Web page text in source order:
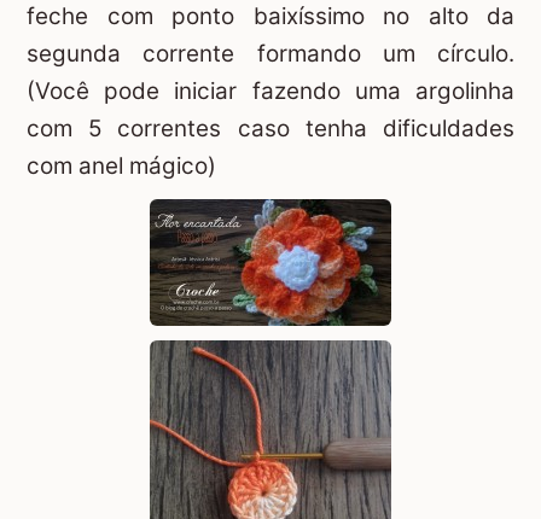
feche com ponto baixíssimo no alto da
segunda corrente formando um círculo.
(Você pode iniciar fazendo uma argolinha
com 5 correntes caso tenha dificuldades
com anel mágico)